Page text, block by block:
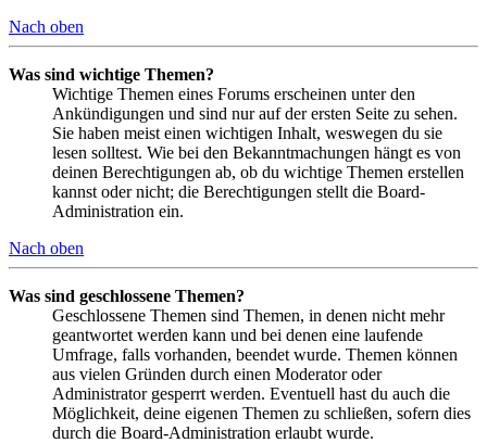
Nach oben
Was sind wichtige Themen?
Wichtige Themen eines Forums erscheinen unter den
Ankündigungen und sind nur auf der ersten Seite zu sehen.
Sie haben meist einen wichtigen Inhalt, weswegen du sie
lesen solltest. Wie bei den Bekanntmachungen hängt es von
deinen Berechtigungen ab, ob du wichtige Themen erstellen
kannst oder nicht; die Berechtigungen stellt die Board-
Administration ein.
Nach oben
Was sind geschlossene Themen?
Geschlossene Themen sind Themen, in denen nicht mehr
geantwortet werden kann und bei denen eine laufende
Umfrage, falls vorhanden, beendet wurde. Themen können
aus vielen Gründen durch einen Moderator oder
Administrator gesperrt werden. Eventuell hast du auch die
Möglichkeit, deine eigenen Themen zu schließen, sofern dies
durch die Board-Administration erlaubt wurde.